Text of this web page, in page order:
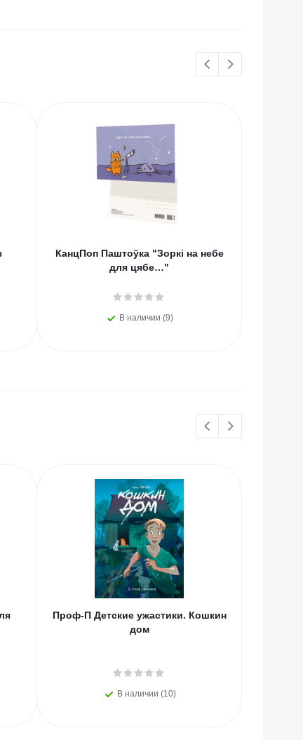
КанцПоп Паштоўка "Зоркі на небе
для цябе…"
В наличии (9)
Проф-П Детские ужастики. Кошкин
дом
В наличии (10)